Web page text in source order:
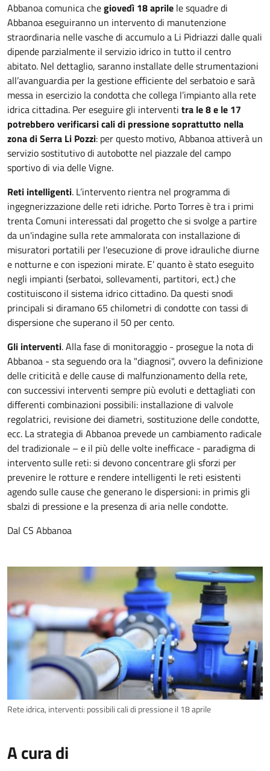
Abbanoa comunica chegiovedì 18 aprile le squadre di
Abbanoa eseguiranno un intervento di manutenzione
straordinaria nelle vasche di accumulo a Li Pidriazzi dalle quali
dipende parzialmente il servizio idrico in tutto il centro
abitato. Nel dettaglio, saranno installate delle strumentazioni
all’avanguardia per la gestione efficiente del serbatoio e sarà
messa in esercizio la condotta che collega l’impianto alla rete
idrica cittadina. Per eseguire gli interventi tra le 8 e le 17
potrebbero verificarsi cali di pressione soprattutto nella
zona di Serra Li Pozzi: per questo motivo, Abbanoa attiverà un
servizio sostitutivo di autobotte nel piazzale del campo
sportivo di via delle Vigne.
Reti intelligenti. L’intervento rientra nel programma di
ingegnerizzazione delle reti idriche. Porto Torres è tra i primi
trenta Comuni interessati dal progetto che si svolge a partire
da un'indagine sulla rete ammalorata con installazione di
misuratori portatili per l'esecuzione di prove idrauliche diurne
e notturne e con ispezioni mirate. E’ quanto è stato eseguito
negli impianti (serbatoi, sollevamenti, partitori, ect.) che
costituiscono il sistema idrico cittadino. Da questi snodi
principali si diramano 65 chilometri di condotte con tassi di
dispersione che superano il 50 per cento.
Gli interventi. Alla fase di monitoraggio - prosegue la nota di
Abbanoa - sta seguendo ora la "diagnosi", ovvero la definizione
delle criticità e delle cause di malfunzionamento della rete,
con successivi interventi sempre più evoluti e dettagliati con
differenti combinazioni possibili: installazione di valvole
regolatrici, revisione dei diametri, sostituzione delle condotte,
ecc. La strategia di Abbanoa prevede un cambiamento radicale
del tradizionale – e il più delle volte inefficace - paradigma di
intervento sulle reti: si devono concentrare gli sforzi per
prevenire le rotture e rendere intelligenti le reti esistenti
agendo sulle cause che generano le dispersioni: in primis gli
sbalzi di pressione e la presenza di aria nelle condotte.
Dal CS Abbanoa
Rete idrica, interventi: possibili cali di pressione il 18 aprile
A cura di